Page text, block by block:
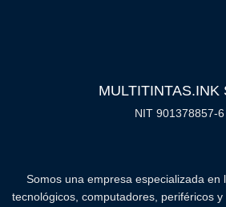
MULTITINTAS.INK
NIT 901378857-6
Somos una empresa especializada en
tecnológicos, computadores, periféricos